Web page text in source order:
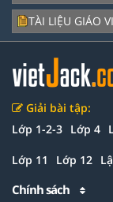
TÀI LIỆU GIÁO
Giải bài tập:
Lớp 1-2-3 Lớp 4
Lớp 11 Lớp 12
Chính sách